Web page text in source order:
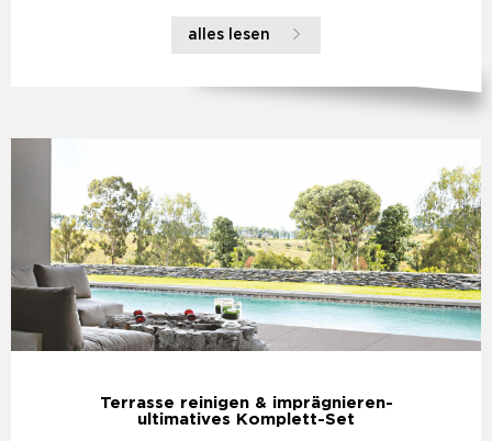
alles lesen
Terrasse reinigen & imprägnieren-
ultimatives Komplett-Set